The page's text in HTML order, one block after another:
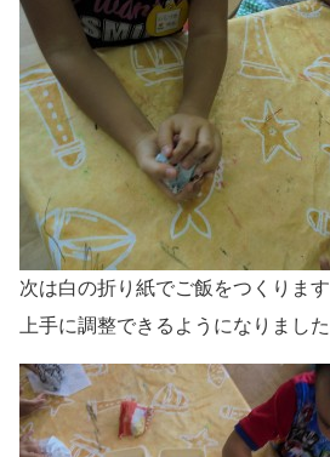
次は白の折り紙でご飯をつくります
上手に調整できるようになりました